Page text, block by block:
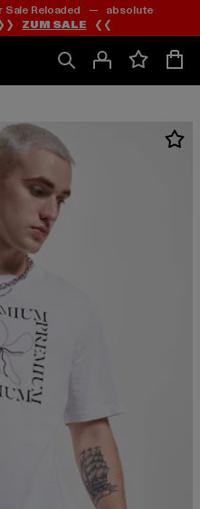
springen
springen
Reloaded — absolute
ZUM SALE ❮❮